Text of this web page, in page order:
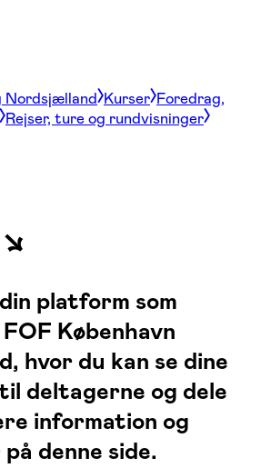
Nordsjælland Kurser Foredrag,
Rejser, ture og rundvisninger
platform som
København
hvor du kan se dine
deltagerne og dele
information og
denne side.